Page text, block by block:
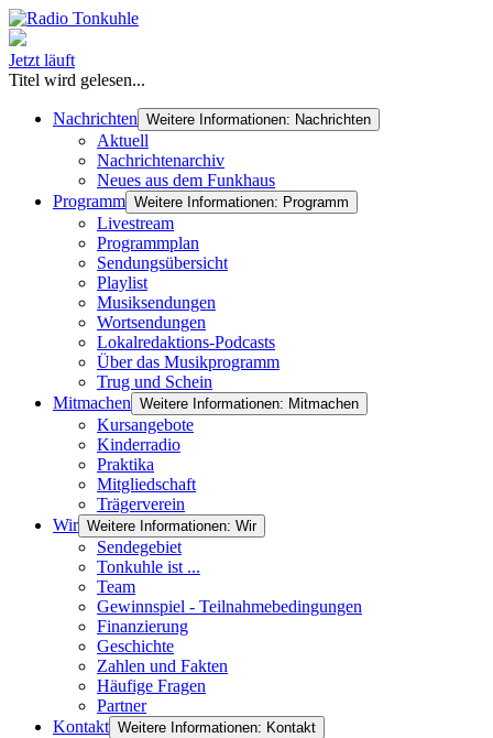
Jetzt läuft
Titel wird gelesen...
Nachrichten Weitere Informationen: Nachrichten
Aktuell
Nachrichtenarchiv
Neues aus dem Funkhaus
Programm Weitere Informationen: Programm
Livestream
Programmplan
Sendungsübersicht
Playlist
Musiksendungen
Wortsendungen
Lokalredaktions-Podcasts
Über das Musikprogramm
Trug und Schein
Mitmachen Weitere Informationen: Mitmachen
Kursangebote
Kinderradio
Praktika
Mitgliedschaft
Trägerverein
Wir Weitere Informationen: Wir
Sendegebiet
Tonkuhle ist ...
Team
Gewinnspiel - Teilnahmebedingungen
Finanzierung
Geschichte
Zahlen und Fakten
Häufige Fragen
Partner
Kontakt Weitere Informationen: Kontakt